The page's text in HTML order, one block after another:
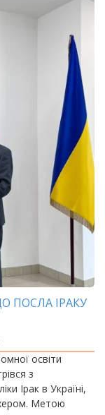
ПОСЛА ІРАКУ
освіти
з
Ірак в Україні,
Метою